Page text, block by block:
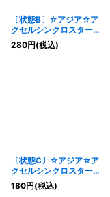
〔状態B〕☆アジア☆ア
クセルシンクロスターダ
ストドラゴン【プリズマ
ティックシークレット】
280円(税込)
〔状態C〕☆アジア☆ア
クセルシンクロスターダ
ストドラゴン【プリズマ
ティックシークレット】
180円(税込)